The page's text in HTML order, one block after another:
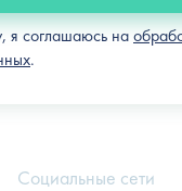
я соглашаюсь на
.
Социальные сети